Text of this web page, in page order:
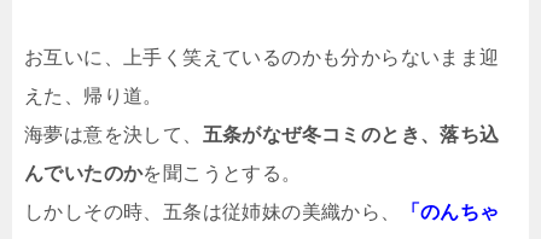
お互いに、上手く笑えているのかも分からないまま迎
えた、帰り道。
海夢は意を決して、 五条がなぜ冬コミのとき、落ち込
んでいたのかを聞こうとする。
しかしその時、五条は従姉妹の美織から、
「のんちゃ